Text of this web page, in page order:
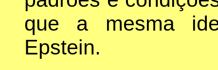
que a mesma
Epstein.